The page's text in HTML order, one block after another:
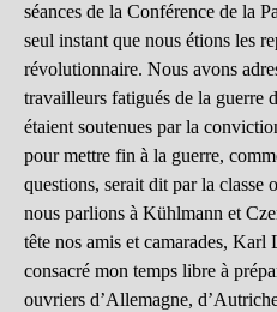
séances de la Conférence de la
seul instant que nous étions les
révolutionnaire. Nous avons
travailleurs fatigués de la guerre
étaient soutenues par la
pour mettre fin à la guerre,
questions, serait dit par la classe
nous parlions à Kühlmann et
tête nos amis et camarades,
consacré mon temps libre à
ouvriers d’Allemagne,